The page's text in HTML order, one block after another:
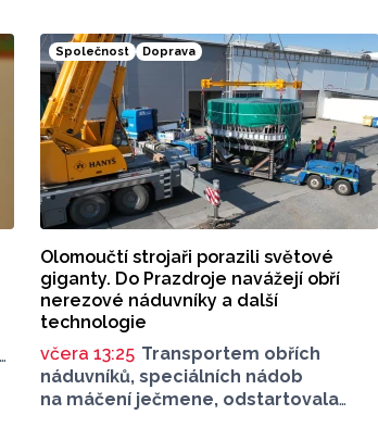
Společnost Doprava
Olomoučtí strojaři porazili světové
giganty. Do Prazdroje navážejí obří
nerezové náduvníky a další
technologie
včera 13:25 Transportem obřích
náduvníků, speciálních nádob
na máčení ječmene, odstartovala